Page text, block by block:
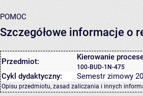
POMOC
Szczegółowe informacje o
Przedmiot: Kierowanie
100-BUD-1N-475
Cykl dydaktyczny: Semestr zimowy
Opisu przedmiotu, zasad zaliczania i innych